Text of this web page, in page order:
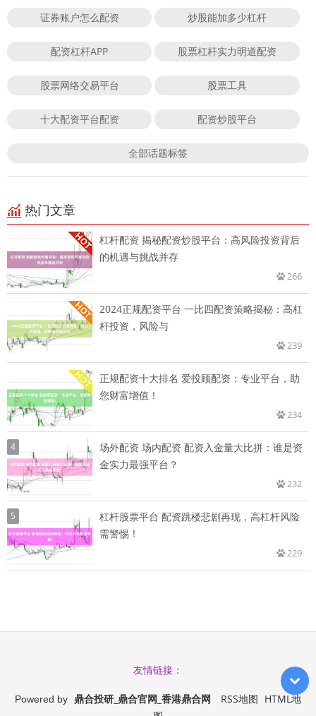
证券账户怎么配资 炒股能加多少杠杆
配资杠杆APP 股票杠杆实力明道配资
股票网络交易平台 股票工具
十大配资平台配资 配资炒股平台
全部话题标签
热门文章
杠杆配资 揭秘配资炒股平台：高风险投资背后
的机遇与挑战并存
266
2024正规配资平台 一比四配资策略揭秘：高杠
杆投资，风险与
239
正规配资十大排名 爱投顾配资：专业平台，助
您财富增值！
234
4
场外配资 场内配资 配资入金量大比拼：谁是资
金实力最强平台？
232
5
杠杆股票平台 配资跳楼悲剧再现，高杠杆风险
需警惕！
229
友情链接：
Powered by 鼎合投研_鼎合官网_香港鼎合网 RSS地图 HTML地